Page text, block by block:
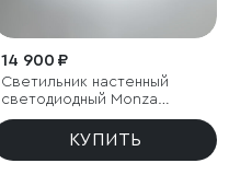
14 900 ₽
Светильник настенный
светодиодный Monza
бронза/латунь
КУПИТЬ